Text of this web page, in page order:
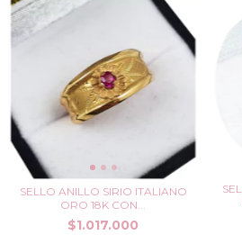
SELLO ANILLO SIRIO ITALIANO
ORO 18K CON...
$1.017.000